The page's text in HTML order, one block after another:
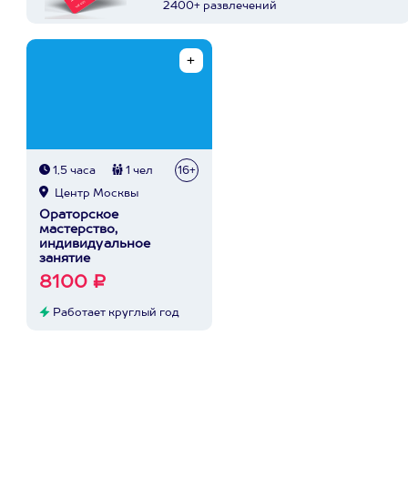
2400+ развлечений
1,5 часа 1 чел 16+
Центр Москвы
Ораторское
мастерство,
индивидуальное
занятие
8100 ₽
Работает круглый год